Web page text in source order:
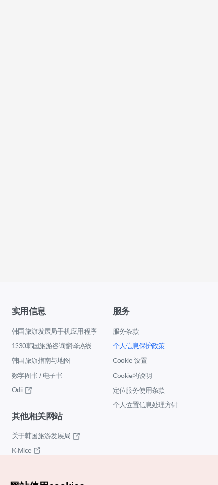
实用信息
韩国旅游发展局手机应用程序
1330韩国旅游咨询翻译热线
韩国旅游指南与地图
数字图书 / 电子书
Odii
服务
服务条款
个人信息保护政策
Cookie 设置
Cookie的说明
定位服务使用条款
个人位置信息处理方针
其他相关网站
关于韩国旅游发展局
K-Mice